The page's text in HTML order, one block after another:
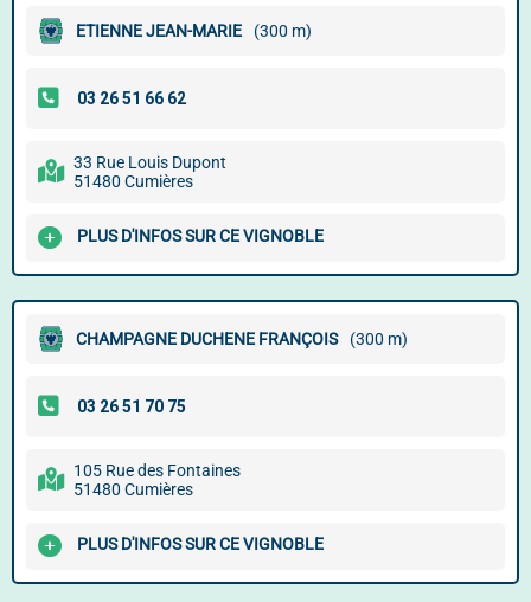
ETIENNE JEAN-MARIE (300 m)
33 Rue Louis Dupont
51480 Cumières
PLUS D'INFOS SUR CE VIGNOBLE
CHAMPAGNE DUCHENE FRANÇOIS (300 m)
105 Rue des Fontaines
51480 Cumières
PLUS D'INFOS SUR CE VIGNOBLE